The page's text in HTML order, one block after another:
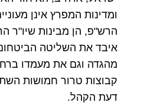
ומדינות המפרץ אינן
הרש"פ, הן מבינות שיו"ר
איבד את השליטה
מהגדה וגם את מעמדו
קבוצות טרור חמושות
דעת הקהל.